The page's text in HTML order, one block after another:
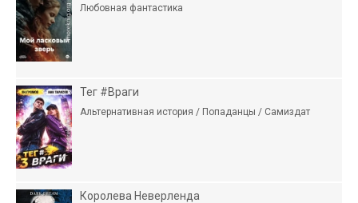
Любовная фантастика
Тег #Враги
Альтернативная история / Попаданцы / Самиздат
Королева Неверленда